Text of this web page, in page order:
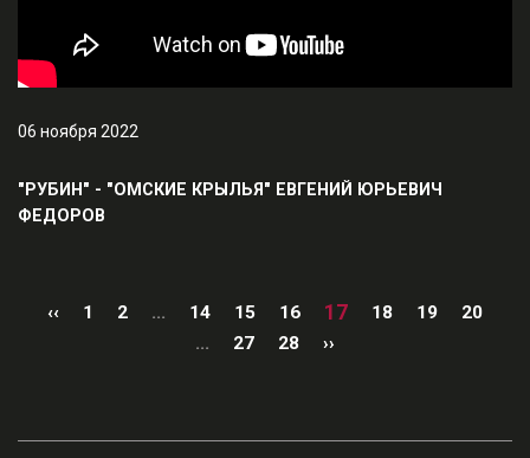
06 ноября 2022
"РУБИН" - "ОМСКИЕ КРЫЛЬЯ" ЕВГЕНИЙ ЮРЬЕВИЧ
ФЕДОРОВ
‹‹ 1 2 ... 14 15 16 17 18 19
20
...
27 28 ››